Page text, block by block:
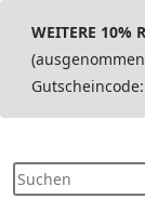
WEITERE 10%
Gutscheincode: